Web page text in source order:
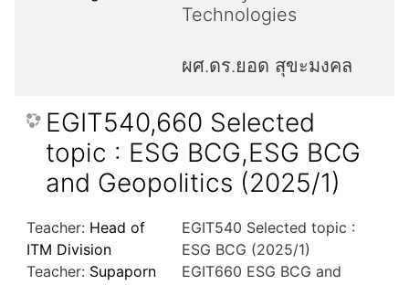
Technologies
ผศ.ดร.ยอด สุขะมงคล
EGIT540,660 Selected
topic : ESG BCG,ESG BCG
and Geopolitics (2025/1)
EGIT540 Selected topic :
ESG BCG (2025/1)
EGIT660 ESG BCG and
Teacher: Head of
ITM Division
Teacher: Supaporn